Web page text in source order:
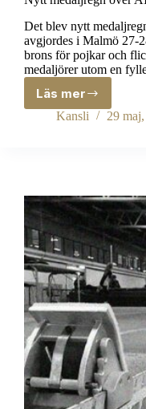
Det blev nytt
avgjordes i Malmö 27-
brons för pojkar och
medaljörer utom en
Läs mer
Nytt
medaljregn
Kansli 29